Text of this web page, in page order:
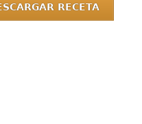
RECETA